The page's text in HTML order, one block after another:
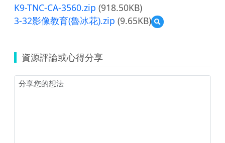
K9-TNC-CA-3560.zip (918.50KB)
3-32影像教育(魯冰花).zip (9.65KB)
預
覽
像
教
資源評論或心得分享